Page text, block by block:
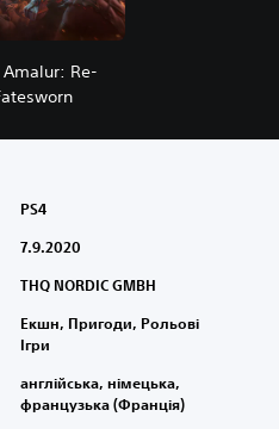
Re-
PS4
7.9.2020
THQ NORDIC GMBH
Екшн, Пригоди, Рольові
Ігри
англійська, німецька,
французька (Франція)